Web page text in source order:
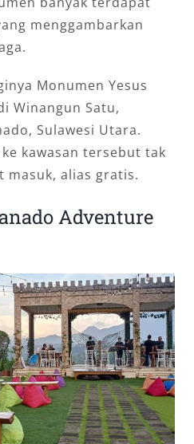
menggambarkan
Monumen Yesus
Winangun Satu,
Sulawesi Utara.
kawasan tersebut tak
masuk, alias gratis.
Adventure